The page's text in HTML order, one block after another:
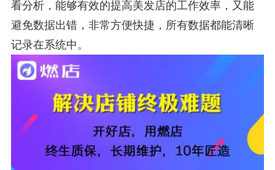
看分析，能够有效的提高美发店的工作效率，又能
避免数据出错，非常方便快捷，所有数据都能清晰
记录在系统中。